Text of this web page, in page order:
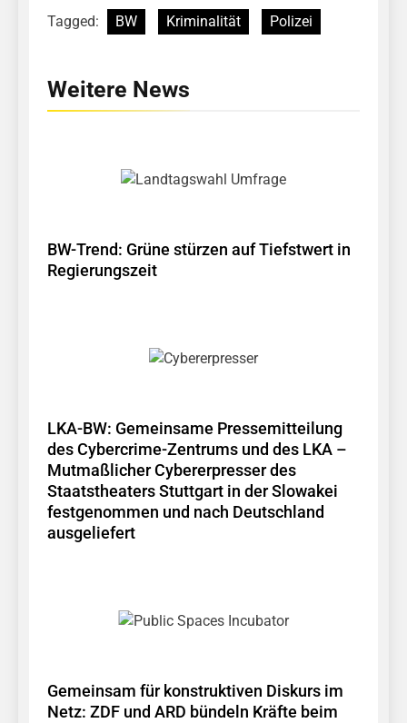
Tagged: BW Kriminalität Polizei
Weitere News
BW-Trend: Grüne stürzen auf Tiefstwert in
Regierungszeit
LKA-BW: Gemeinsame Pressemitteilung
des Cybercrime-Zentrums und des LKA –
Mutmaßlicher Cybererpresser des
Staatstheaters Stuttgart in der Slowakei
festgenommen und nach Deutschland
ausgeliefert
Gemeinsam für konstruktiven Diskurs im
Netz: ZDF und ARD bündeln Kräfte beim